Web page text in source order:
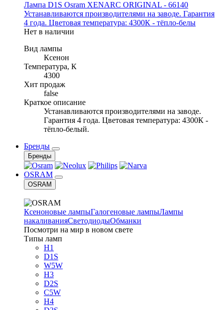
Лампа D1S Osram XENARC ORIGINAL - 66140
Устанавливаются производителями на заводе. Гарантия
4 года. Цветовая температура: 4300К - тёпло-белы
Нет в наличии
Вид лампы
Ксенон
Температура, К
4300
Хит продаж
false
Краткое описание
Устанавливаются производителями на заводе.
Гарантия 4 года. Цветовая температура: 4300К -
тёпло-белый.
Бренды
Бренды
OSRAM
OSRAM
Ксеноновые лампыГалогеновые лампыЛампы
накаливанияСветодиодыОбманки
Посмотри на мир в новом свете
Типы ламп
H1
D1S
W5W
H3
D2S
C5W
H4